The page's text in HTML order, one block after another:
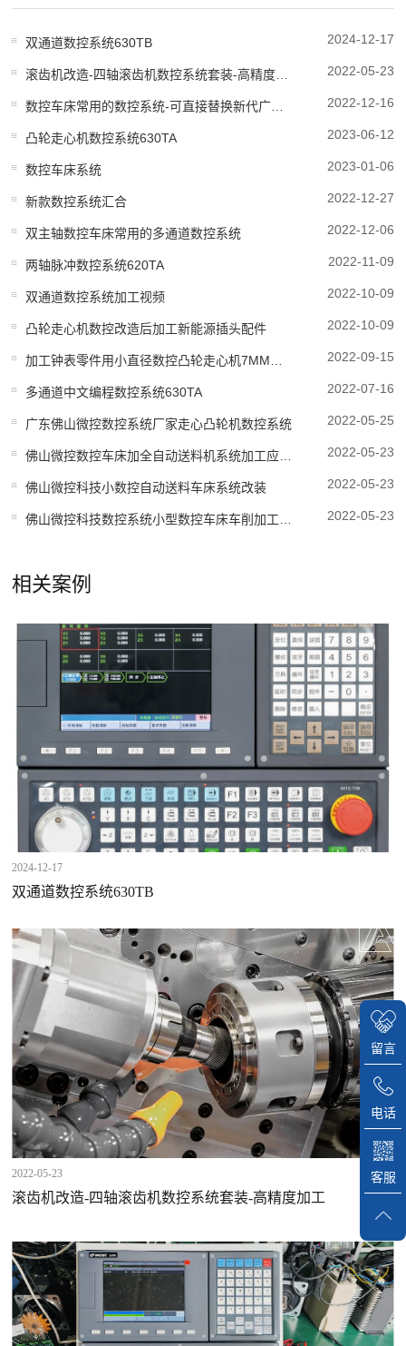
双通道数控系统630TB 2024-12-17
2022-05-23
2022-12-16
凸轮走心机数控系统630TA 2023-06-12
数控车床系统 2023-01-06
新款数控系统汇合 2022-12-27
双主轴数控车床常用的多通道数控系统 2022-12-06
两轴脉冲数控系统620TA 2022-11-09
双通道数控系统加工视频 2022-10-09
凸轮走心机数控改造后加工新能源插头配件 2022-10-09
2022-09-15
多通道中文编程数控系统630TA 2022-07-16
广东佛山微控数控系统厂家走心凸轮机数控系统 2022-05-25
2022-05-23
佛山微控科技小数控自动送料车床系统改装 2022-05-23
2022-05-23
相关案例
2024-12-17
双通道数控系统630TB
2022-05-23
滚齿机改造-四轴滚齿机数控系统套装-高精度加工
留言
电话
客服